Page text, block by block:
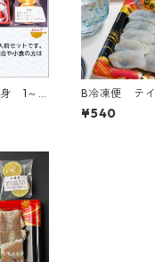
1～2
B冷凍便 テイ
自由に選ぶ（
締め刺身と焼
¥540